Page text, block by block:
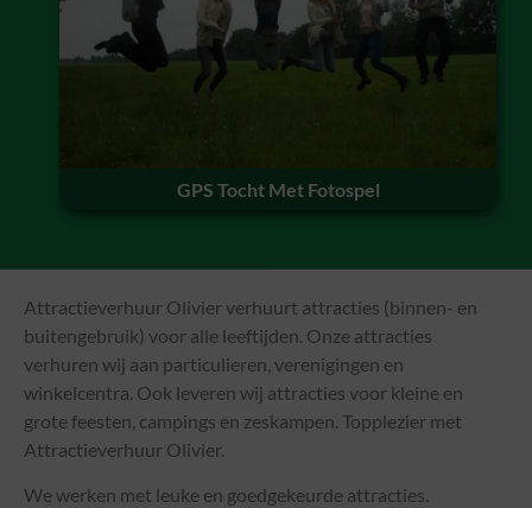
GPS Tocht Met Fotospel
Attractieverhuur Olivier verhuurt attracties (binnen- en
buitengebruik) voor alle leeftijden. Onze attracties
verhuren wij aan particulieren, verenigingen en
winkelcentra. Ook leveren wij attracties voor kleine en
grote feesten, campings en zeskampen. Topplezier met
Attractieverhuur Olivier.
We werken met leuke en goedgekeurde attracties.